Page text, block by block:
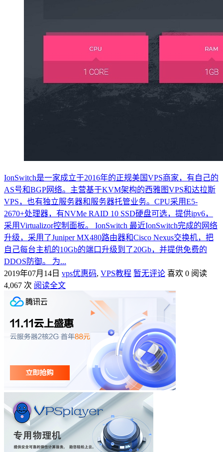
IonSwitch是一家成立于2016年的正规美国VPS商家，有自己的
AS号和BGP网络。主营基于KVM架构的西雅图VPS和达拉斯
VPS，也有独立服务器和服务器托管业务。CPU采用E5-
2670+处理器，有NVMe RAID 10 SSD硬盘可选，提供ipv6，
采用Virtualizor控制面板。 IonSwitch 最近IonSwitch完成的网络
升级，采用了Juniper MX480路由器和Cisco Nexus交换机，把
自己每台主机的10Gb的端口升级到了20Gb，并提供免费的
DDOS防御。 为...
2019年07月14日 vps优惠码, VPS教程 暂无评论 喜欢 0 阅读
4,067 次 阅读全文